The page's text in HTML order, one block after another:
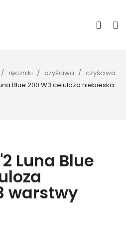
ręczniki czyściwa
czyściwa
Blue 200 W3 celuloza niebieska
Luna Blue
warstwy